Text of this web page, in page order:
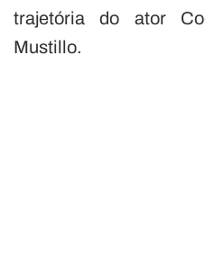
trajetória do ator
Mustillo.